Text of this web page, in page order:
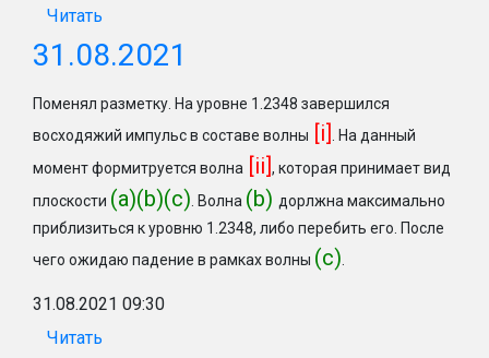
Читать
31.08.2021
Поменял разметку. На уровне 1.2348 завершился
восходяжий импульс в составе волны [i]. На данный
момент формитруется волна [ii], которая принимает вид
плоскости (a)(b)(c). Волна (b) дорлжна максимально
приблизиться к уровню 1.2348, либо перебить его. После
чего ожидаю падение в рамках волны (с).
31.08.2021 09:30
Читать